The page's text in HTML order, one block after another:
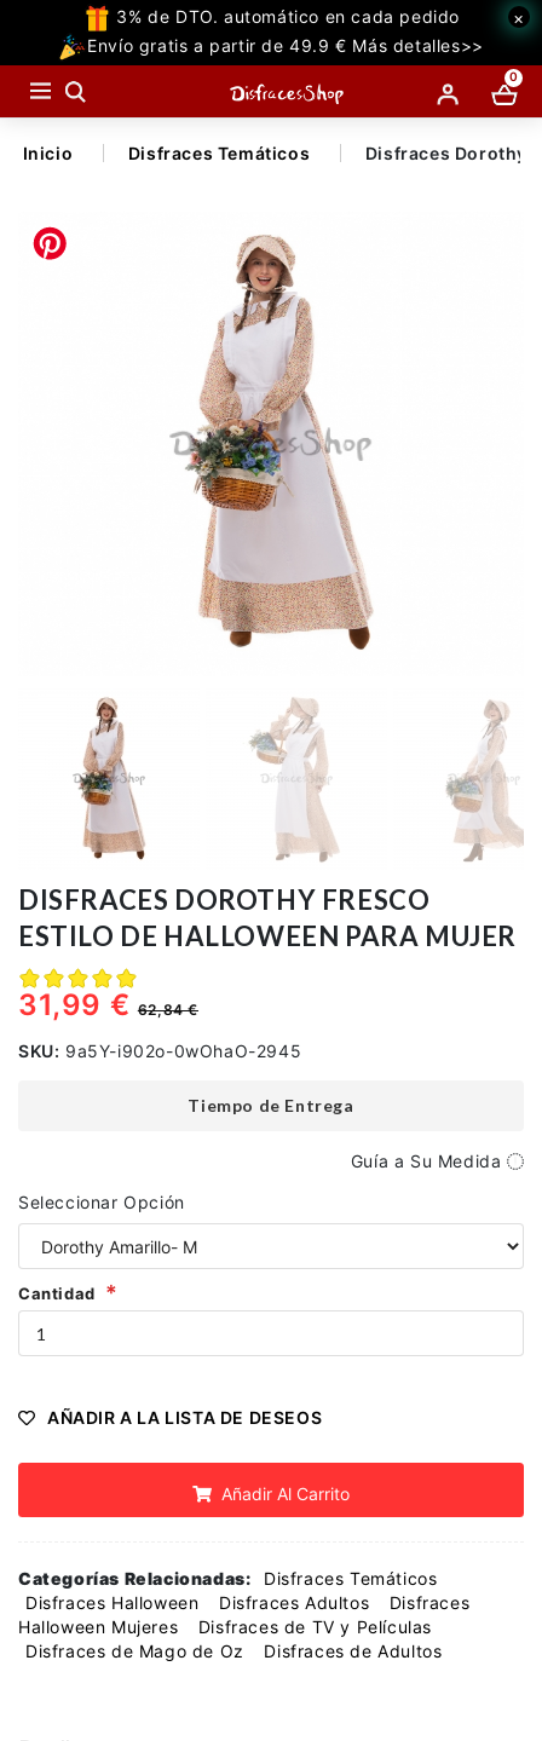
3% de DTO. automático en cada pedido
Envío gratis a partir de 49.9 € Más detalles>>
×
0
TODAS
LAS
CATEGORIAS
Halloween
Navidad
Pelucas
Halloween
Disfraces 2022
Ofertas
Cupones y Descuentos
Inicio Disfraces Temáticos Disfraces Dorothy
DISFRACES DOROTHY FRESCO
ESTILO DE HALLOWEEN PARA MUJER
31,99 €62,84 €
SKU: 9a5Y-i902o-0wOhaO-2945
Tiempo de Entrega
Guía a Su Medida
Seleccionar Opción
Cantidad
AÑADIR A LA LISTA DE DESEOS
Añadir Al Carrito
Categorías Relacionadas:
Disfraces Temáticos
Disfraces Halloween
Disfraces Adultos
Disfraces
Halloween Mujeres
Disfraces de TV y Películas
Disfraces de Mago de Oz
Disfraces de Adultos